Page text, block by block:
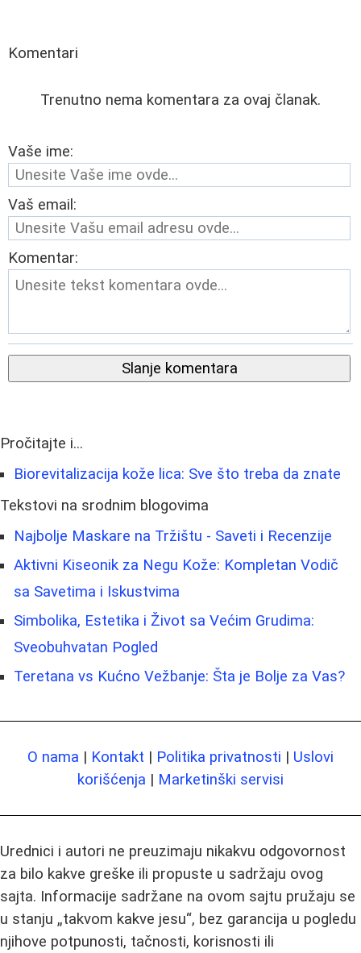
Komentari
Trenutno nema komentara za ovaj članak.
Vaše ime:
Vaš email:
Komentar:
Slanje komentara
Pročitajte i...
Biorevitalizacija kože lica: Sve što treba da znate
Tekstovi na srodnim blogovima
Najbolje Maskare na Tržištu - Saveti i Recenzije
Aktivni Kiseonik za Negu Kože: Kompletan Vodič
sa Savetima i Iskustvima
Simbolika, Estetika i Život sa Većim Grudima:
Sveobuhvatan Pogled
Teretana vs Kućno Vežbanje: Šta je Bolje za Vas?
O nama | Kontakt | Politika privatnosti | Uslovi
korišćenja | Marketinški servisi
Urednici i autori ne preuzimaju nikakvu odgovornost
za bilo kakve greške ili propuste u sadržaju ovog
sajta. Informacije sadržane na ovom sajtu pružaju se
u stanju „takvom kakve jesu“, bez garancija u pogledu
njihove potpunosti, tačnosti, korisnosti ili